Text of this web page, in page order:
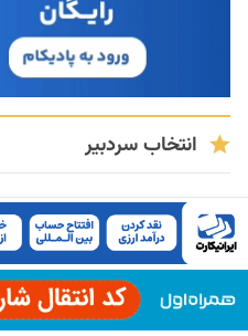
انتخاب سردبیر
کردی، لری،
عصر هوش مصنوعی
۱۴ مرداد ۱۴۰۵